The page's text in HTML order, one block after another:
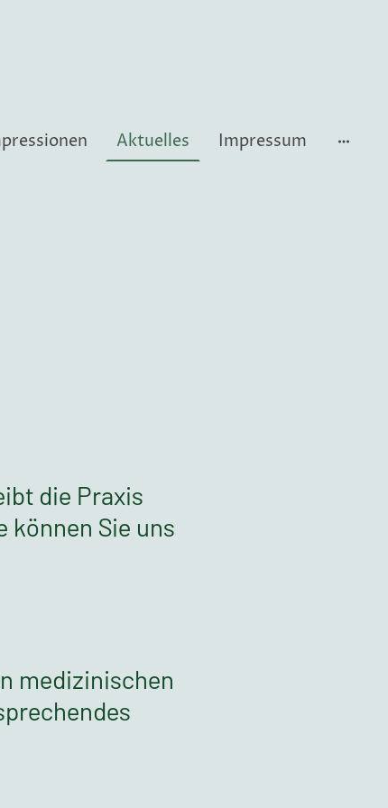
Aktuelles Impressum
die Praxis
können Sie uns
medizinischen